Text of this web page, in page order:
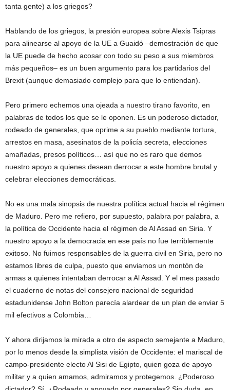
tanta gente) a los griegos?
Hablando de los griegos, la presión europea sobre Alexis Tsipras
para alinearse al apoyo de la UE a Guaidó –demostración de que
la UE puede de hecho acosar con todo su peso a sus miembros
más pequeños– es un buen argumento para los partidarios del
Brexit (aunque demasiado complejo para que lo entiendan).
Pero primero echemos una ojeada a nuestro tirano favorito, en
palabras de todos los que se le oponen. Es un poderoso dictador,
rodeado de generales, que oprime a su pueblo mediante tortura,
arrestos en masa, asesinatos de la policía secreta, elecciones
amañadas, presos políticos… así que no es raro que demos
nuestro apoyo a quienes desean derrocar a este hombre brutal y
celebrar elecciones democráticas.
No es una mala sinopsis de nuestra política actual hacia el régimen
de Maduro. Pero me refiero, por supuesto, palabra por palabra, a
la política de Occidente hacia el régimen de Al Assad en Siria. Y
nuestro apoyo a la democracia en ese país no fue terriblemente
exitoso. No fuimos responsables de la guerra civil en Siria, pero no
estamos libres de culpa, puesto que enviamos un montón de
armas a quienes intentaban derrocar a Al Assad. Y el mes pasado
el cuaderno de notas del consejero nacional de seguridad
estadunidense John Bolton parecía alardear de un plan de enviar 5
mil efectivos a Colombia…
Y ahora dirijamos la mirada a otro de aspecto semejante a Maduro,
por lo menos desde la simplista visión de Occidente: el mariscal de
campo-presidente electo Al Sisi de Egipto, quien goza de apoyo
militar y a quien amamos, admiramos y protegemos. ¿Poderoso